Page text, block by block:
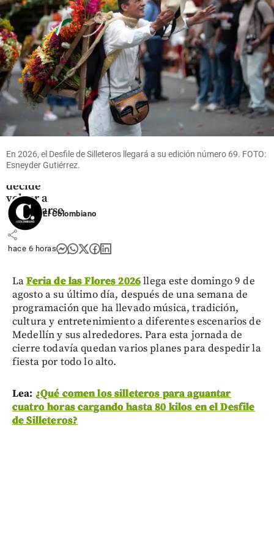
Espriella
share
hace 11
horas
share
Críticos
Crónicas
de un Fan
Fatal:
Estados
Alterados
decide
volver a
escucharse
share
En 2026, el Desfile de Silleteros llegará a su edición número 69. FOTO:
Esneyder Gutiérrez.
El Colombiano
hace 6 horas
LaFeria de las Flores 2026llega este domingo 9 de
agosto a su último día, después de una semana de
programación que ha llevado música, tradición,
cultura y entretenimiento a diferentes escenarios de
Medellín y sus alrededores. Para esta jornada de
cierre todavía quedan varios planes para despedir la
fiesta por todo lo alto.
Lea: ¿Qué comen los silleteros para aguantar
cuatro horas cargando hasta 80 kilos en el Desfile
de Silleteros?